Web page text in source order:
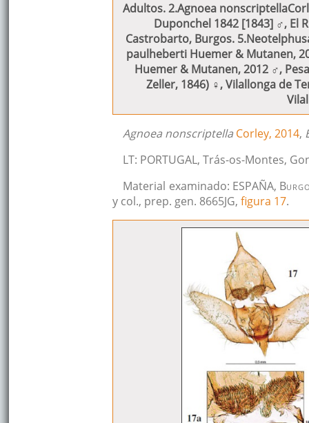
Adultos. 2.Agnoea
Duponchel 1842 [1843] ♂, El
Castrobarto, Burgos.
paulheberti Huemer & Mutanen,
Huemer & Mutanen, 2012 ♂,
Zeller, 1846) ♀, Vilallonga de
Agnoea nonscriptella Corley, 2014,
LT: PORTUGAL, Trás-os-Montes,
Material examinado: ESPAÑA, B
y col., prep. gen. 8665JG,figura 17.